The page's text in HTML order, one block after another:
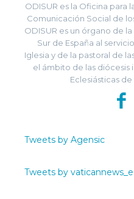
ODISUR es la Oficina para
Comunicación Social de
ODISUR es un órgano de
Sur de España al
Iglesia y de la pastoral de
el ámbito de las diócesis
Eclesiásticas de
Tweets by Agensic
Tweets by